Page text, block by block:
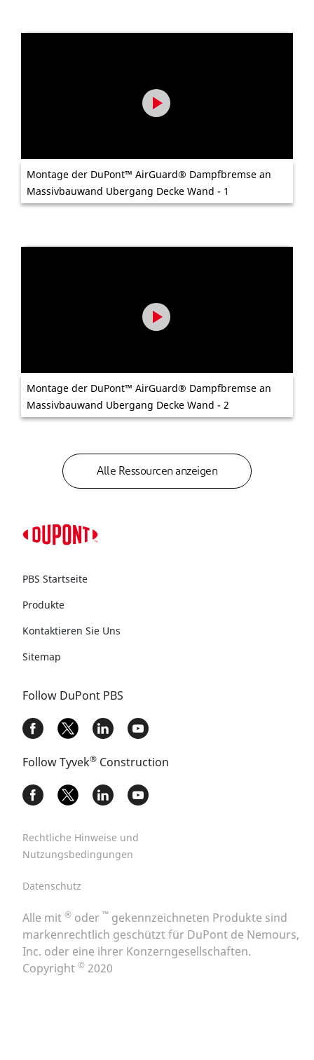
Montage der DuPont™ AirGuard® Dampfbremse an
Massivbauwand Ubergang Decke Wand - 1
Montage der DuPont™ AirGuard® Dampfbremse an
Massivbauwand Ubergang Decke Wand - 2
Alle Ressourcen anzeigen
PBS Startseite
Produkte
Kontaktieren Sie Uns
Sitemap
Follow DuPont PBS
Follow Tyvek®Construction
Rechtliche Hinweise und
Nutzungsbedingungen
Datenschutz
Alle mit ®oder ™gekennzeichneten Produkte sind
markenrechtlich geschützt für DuPont de Nemours,
Inc. oder eine ihrer Konzerngesellschaften.
Copyright ©2020